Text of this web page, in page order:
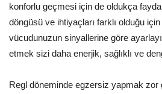
konforlu geçmesi için de oldukça
döngüsü ve ihtiyaçları farklı olduğu
vücudunuzun sinyallerine göre
etmek sizi daha enerjik, sağlıklı ve
Regl döneminde egzersiz yapmak zor